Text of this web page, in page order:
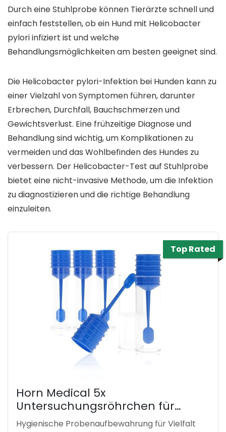
Durch eine Stuhlprobe können Tierärzte schnell und
einfach feststellen, ob ein Hund mit Helicobacter
pylori infiziert ist und welche
Behandlungsmöglichkeiten am besten geeignet sind.
Die Helicobacter pylori-Infektion bei Hunden kann zu
einer Vielzahl von Symptomen führen, darunter
Erbrechen, Durchfall, Bauchschmerzen und
Gewichtsverlust. Eine frühzeitige Diagnose und
Behandlung sind wichtig, um Komplikationen zu
vermeiden und das Wohlbefinden des Hundes zu
verbessern. Der Helicobacter-Test auf Stuhlprobe
bietet eine nicht-invasive Methode, um die Infektion
zu diagnostizieren und die richtige Behandlung
einzuleiten.
Top Rated
Horn Medical 5x
Untersuchungsröhrchen für
Stuhlproben
Hygienische Probenaufbewahrung für Vielfalt